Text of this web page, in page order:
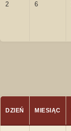
2 6
DZIEŃ MIESIĄC